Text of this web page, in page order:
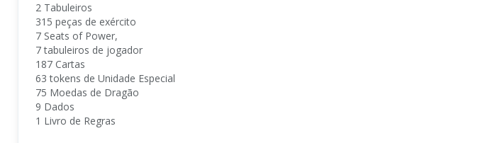
2 Tabuleiros
315 peças de exército
7 Seats of Power,
7 tabuleiros de jogador
187 Cartas
63 tokens de Unidade Especial
75 Moedas de Dragão
9 Dados
1 Livro de Regras